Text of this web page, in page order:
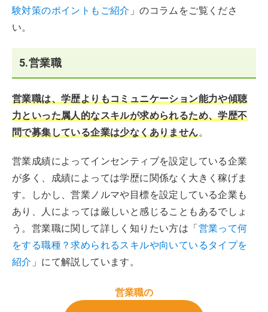
験対策のポイントもご紹介 」のコラムをご覧くださ
い。
5.営業職
営業職は、学歴よりもコミュニケーション能力や傾聴
力といった属人的なスキルが求められるため、学歴不
問で募集している企業は少なくありません。
営業成績によってインセンティブを設定している企業
が多く、成績によっては学歴に関係なく大きく稼げま
す。しかし、営業ノルマや目標を設定している企業も
あり、人によっては厳しいと感じることもあるでしょ
う。営業職に関して詳しく知りたい方は「営業って何
をする職種？求められるスキルや向いているタイプを
紹介 」にて解説しています。
営業職の